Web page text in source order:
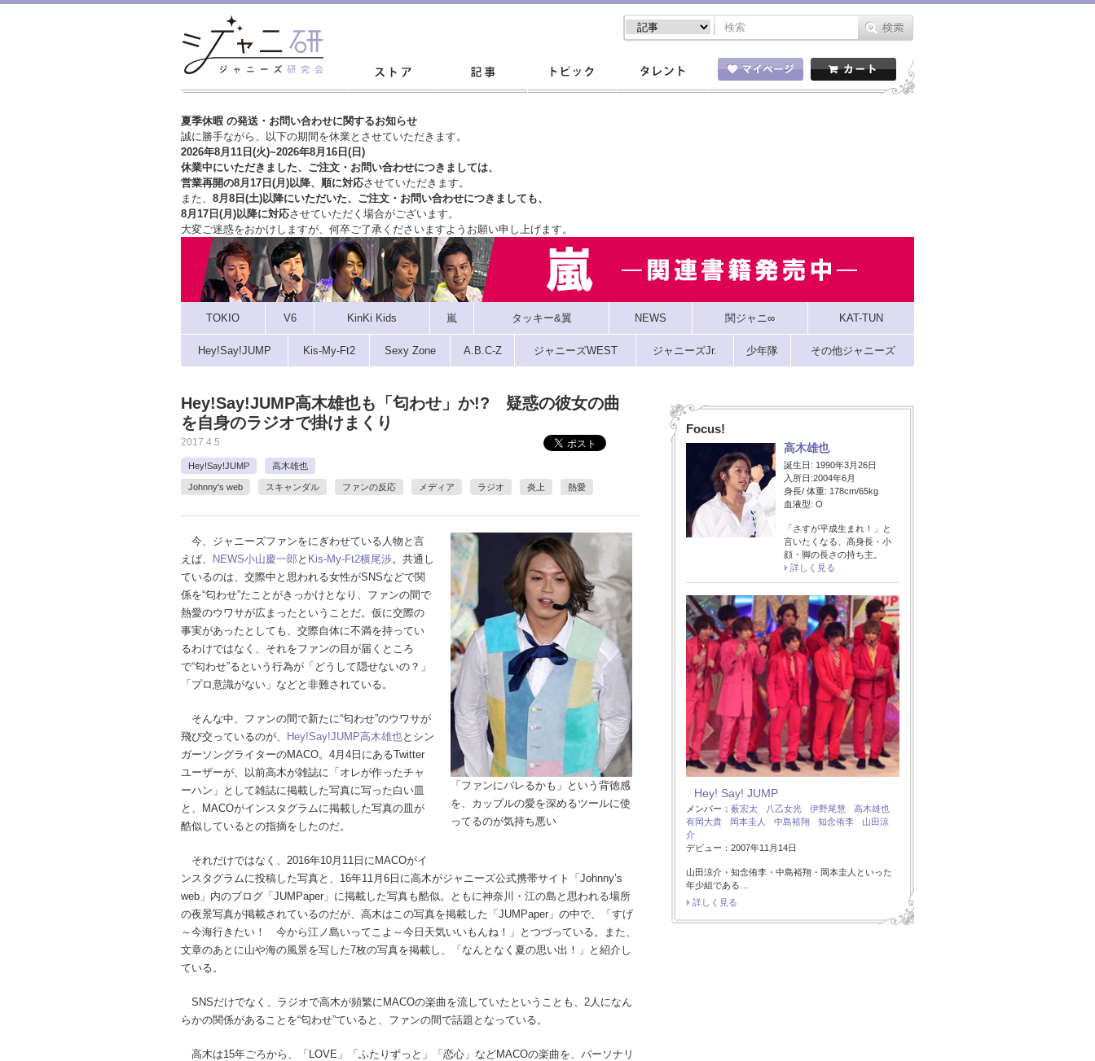
夏季休暇 の発送・お問い合わせに関するお知らせ
誠に勝手ながら、以下の期間を休業とさせていただきます。
2026年8月11日(火)~2026年8月16日(日)
休業中にいただきました、ご注文・お問い合わせにつきましては、
営業再開の8月17日(月)以降、順に対応させていただきます。
また、 8月8日(土)以降にいただいた、ご注文・ お問い合わせにつきましても、
8月17日(月)以降に対応させていただく場合がございます。
大変ご迷惑をおかけしますが、 何卒ご了承くださいますようお願い申し上げます。
TOKIO V6 KinKi Kids 嵐 タッキー&翼 NEWS 関ジャニ∞ KAT-TUN
Hey!Say!JUMP Kis-My-Ft2 Sexy Zone A.B.C-Z ジャニーズWEST ジャニーズJr. 少年隊 その他ジャニーズ
Hey!Say!JUMP高木雄也も「匂わせ」か!? 疑惑の彼女の曲
を自身のラジオで掛けまくり
2017.4.5
Hey!Say!JUMP 高木雄也
Johnny's web スキャンダル ファンの反応 メディア ラジオ 炎上 熱愛
「ファンにバレるかも」という背徳感
を、カップルの愛を深めるツールに使
ってるのが気持ち悪い
今、ジャニーズファンをにぎわせている人物と言
えば、
NEWS小山慶一郎 と Kis-My-Ft2横尾渉。共通し
ているのは、交際中と思われる女性がSNSなどで関
係を“匂わせ”たことがきっかけとなり、ファンの間で
熱愛のウワサが広まったということだ。仮に交際の
事実があったとしても、交際自体に不満を持ってい
るわけではなく、それをファンの目が届くところ
で“匂わせ”るという行為が「どうして隠せないの？」
「プロ意識がない」などと非難されている。
そんな中、ファンの間で新たに“匂わせ”のウワサが
飛び交っているのが、
Hey!Say!JUMP高木雄也とシン
ガーソングライターのMACO。4月4日にあるTwitter
ユーザーが、以前高木が雑誌に「オレが作ったチャ
ーハン」として雑誌に掲載した写真に写った白い皿
と、MACOがインスタグラムに掲載した写真の皿が
酷似しているとの指摘をしたのだ。
それだけではなく、2016年10月11日にMACOがイ
ンスタグラムに投稿した写真と、16年11月6日に高木がジャニーズ公式携帯サイト「Johnny’s
web」内のブログ「JUMPaper」に掲載した写真も酷似。ともに神奈川・江の島と思われる場所
の夜景写真が掲載されているのだが、高木はこの写真を掲載した「JUMPaper」の中で、「すげ
～今海行きたい！ 今から江ノ島いってこよ～今日天気いいもんね！」とつづっている。また、
文章のあとに山や海の風景を写した7枚の写真を掲載し、「なんとなく夏の思い出！」と紹介し
ている。
SNSだけでなく、ラジオで高木が頻繁にMACOの楽曲を流していたということも、2人になん
らかの関係があることを“匂わせ”ていると、ファンの間で話題となっている。
高木は15年ごろから、「LOVE」「ふたりずっと」「恋心」などMACOの楽曲を、パーソナリ
Focus!
高木雄也
誕生日: 1990年3月26日
入所日:2004年6月
身長/ 体重: 178cm/65kg
血液型: O
「さすが平成生まれ！」と
言いたくなる、高身長・小
顔・脚の長さの持ち主。
詳しく見る
Hey! Say! JUMP
メンバー： 薮宏太 八乙女光 伊野尾慧
高木雄也
有岡大貴
岡本圭人 中島裕翔 知念侑李
山田涼
介
デビュー：2007年11月14日
山田涼介・知念侑李・中島裕翔・岡本圭人といった
年少組である…
詳しく見る